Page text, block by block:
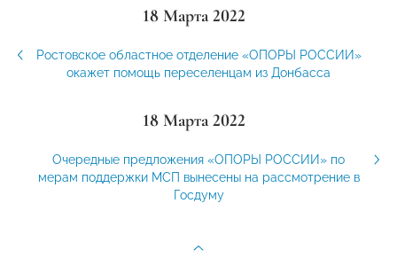
18 Марта 2022
Ростовское областное отделение «ОПОРЫ РОССИИ»
окажет помощь переселенцам из Донбасса
18 Марта 2022
Очередные предложения «ОПОРЫ РОССИИ» по
мерам поддержки МСП вынесены на рассмотрение в
Госдуму